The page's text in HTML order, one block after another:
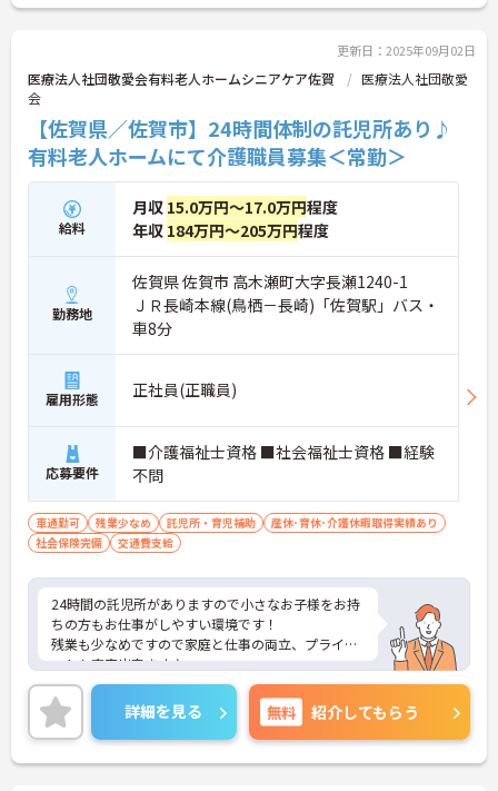
更新日：2025年09月02日
医療法人社団敬愛会有料老人ホームシニアケア佐賀
医療法人社団敬愛
会
【佐賀県／佐賀市】24時間体制の託児所あり♪
有料老人ホームにて介護職員募集＜常勤＞
給料
月収 15.0万円～17.0万円程度
年収 184万円～205万円程度
勤務地
佐賀県 佐賀市 高木瀬町大字長瀬1240-1
ＪＲ長崎本線(鳥栖－長崎)「佐賀駅」バス・
車8分
雇用形態 正社員(正職員)
応募要件
■介護福祉士資格 ■社会福祉士資格 ■経験
不問
車通勤可 残業少なめ 託児所・育児補助
産休･育休･介護休暇取得実績あり
社会保険完備
交通費支給
24時間の託児所がありますので小さなお子様をお持
ちの方もお仕事がしやすい環境です！
残業も少なめですので家庭と仕事の両立、プライベ
ートも充実出来ます♪
ご興味ある方には、面接対策ポイントなど、さらに
詳細をお話しいたしますのでお気軽にご相談くださ
い。
詳細を見る 無料 紹介してもらう